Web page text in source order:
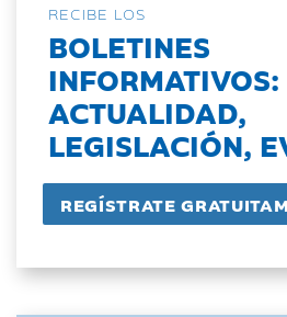
RECIBE LOS
BOLETINES
INFORMATIVOS:
ACTUALIDAD,
LEGISLACIÓN,